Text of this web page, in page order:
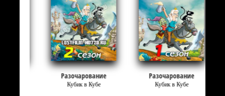
Разочарование
Кубик в Кубе
Разочарование
Кубик в Кубе